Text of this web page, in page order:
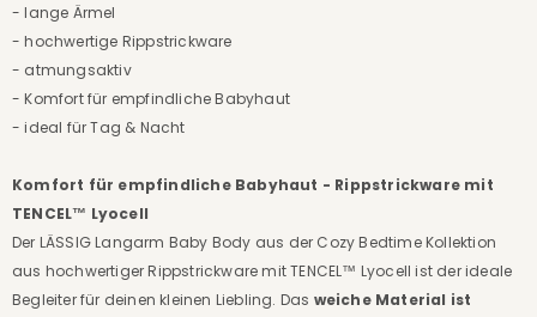
- lange Ärmel
- hochwertige Rippstrickware
- atmungsaktiv
- Komfort für empfindliche Babyhaut
- ideal für Tag & Nacht
Komfort für empfindliche Babyhaut - Rippstrickware mit
TENCEL™ Lyocell
Der LÄSSIG Langarm Baby Body aus der Cozy Bedtime Kollektion
aus hochwertiger Rippstrickware mit TENCEL™ Lyocell ist der ideale
Begleiter für deinen kleinen Liebling. Das weiche Material ist